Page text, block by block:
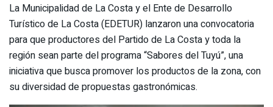
La Municipalidad de La Costa y el Ente de Desarrollo
Turístico de La Costa (EDETUR) lanzaron una convocatoria
para que productores del Partido de La Costa y toda la
región sean parte del programa “Sabores del Tuyú”, una
iniciativa que busca promover los productos de la zona, con
su diversidad de propuestas gastronómicas.